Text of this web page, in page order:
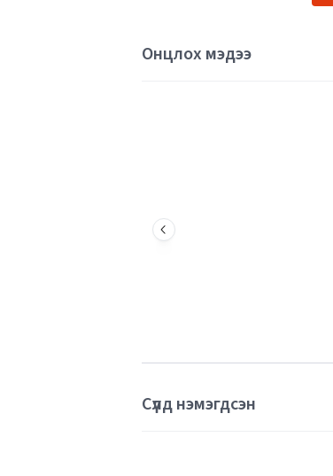
Онцлох мэдээ
Сүүлд нэмэгдсэн